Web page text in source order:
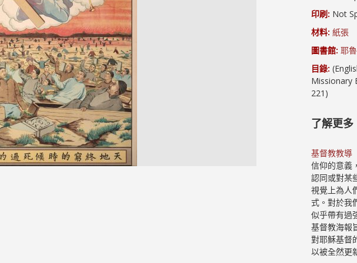
印刷: Not
材料: 紙張
圖書館: 耶
目錄:
Missionary
221)
了解更多
基督教教導
信仰的意義
認同或對某
視覺上為人
式。對於我
似乎帶有過
基督教海報
對耶穌基督
以被全然更